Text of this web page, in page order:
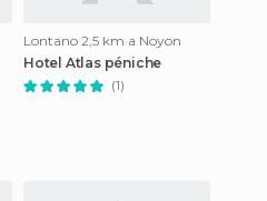
Lontano 2,5 km a Noyon
Hotel Atlas péniche
(1)